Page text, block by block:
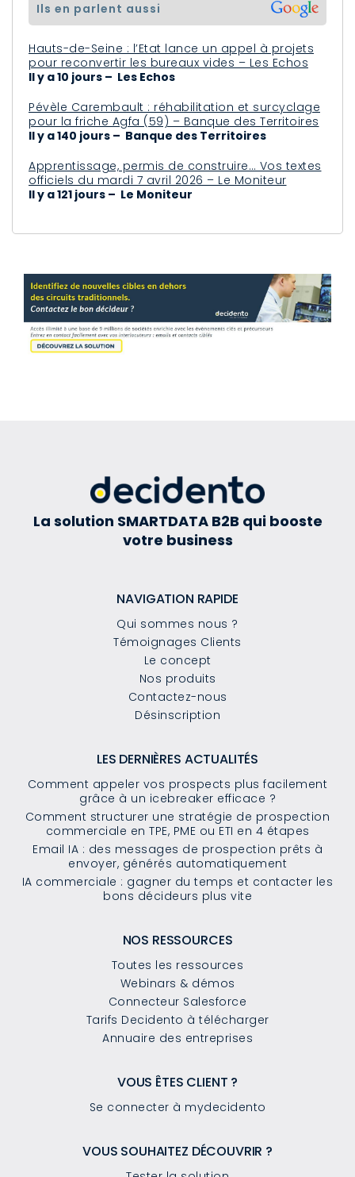
ils en parlent aussi
Hauts-de-Seine : l’Etat lance un appel à projets
pour reconvertir les bureaux vides – Les Echos
Il y a 10 jours – Les Echos
Pévèle Carembault : réhabilitation et surcyclage
pour la friche Agfa (59) – Banque des Territoires
Il y a 140 jours – Banque des Territoires
Apprentissage, permis de construire… Vos textes
officiels du mardi 7 avril 2026 – Le Moniteur
Il y a 121 jours – Le Moniteur
La solution SMARTDATA B2B qui booste
votre business
NAVIGATION RAPIDE
Qui sommes nous ?
Témoignages Clients
Le concept
Nos produits
Contactez-nous
Désinscription
LES DERNIÈRES ACTUALITÉS
Comment appeler vos prospects plus facilement
grâce à un icebreaker efficace ?
Comment structurer une stratégie de prospection
commerciale en TPE, PME ou ETI en 4 étapes
Email IA : des messages de prospection prêts à
envoyer, générés automatiquement
IA commerciale : gagner du temps et contacter les
bons décideurs plus vite
NOS RESSOURCES
Toutes les ressources
Webinars & démos
Connecteur Salesforce
Tarifs Decidento à télécharger
Annuaire des entreprises
VOUS ÊTES CLIENT ?
Se connecter à mydecidento
VOUS SOUHAITEZ DÉCOUVRIR ?